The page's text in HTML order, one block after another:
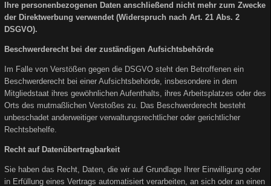
Ihre personenbezogenen Daten anschließend nicht mehr zum Zwecke
der Direktwerbung verwendet (Widerspruch nach Art. 21 Abs. 2
DSGVO).
Beschwerderecht bei der zuständigen Aufsichtsbehörde
Im Falle von Verstößen gegen die DSGVO steht den Betroffenen ein
Beschwerderecht bei einer Aufsichtsbehörde, insbesondere in dem
Mitgliedstaat ihres gewöhnlichen Aufenthalts, ihres Arbeitsplatzes oder des
Orts des mutmaßlichen Verstoßes zu. Das Beschwerderecht besteht
unbeschadet anderweitiger verwaltungsrechtlicher oder gerichtlicher
Rechtsbehelfe.
Recht auf Datenübertragbarkeit
Sie haben das Recht, Daten, die wir auf Grundlage Ihrer Einwilligung oder
in Erfüllung eines Vertrags automatisiert verarbeiten, an sich oder an einen